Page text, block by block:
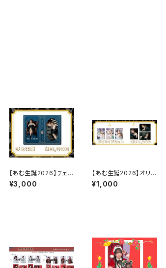
【あむ生誕2026】チェキ
帳
¥3,000
【あむ生誕2026】オリジ
ナルブロマイドセット
¥1,000